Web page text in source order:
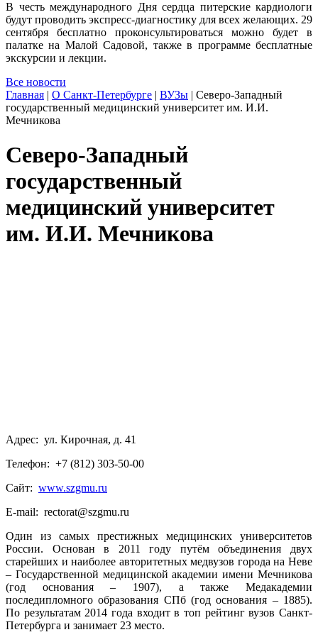
В честь международного Дня сердца питерские кардиологи
будут проводить экспресс-диагностику для всех желающих. 29
сентября бесплатно проконсультироваться можно будет в
палатке на Малой Садовой, также в программе бесплатные
экскурсии и лекции.
Все новости
Главная | О Санкт-Петербурге | ВУЗы | Северо-Западный
государственный медицинский университет им. И.И.
Мечникова
Северо-Западный
государственный
медицинский университет
им. И.И. Мечникова
Адрес: ул. Кирочная, д. 41
Телефон: +7 (812) 303-50-00
Сайт: www.szgmu.ru
E-mail: rectorat@szgmu.ru
Один из самых престижных медицинских университетов
России. Основан в 2011 году путём объединения двух
старейших и наиболее авторитетных медвузов города на Неве
– Государственной медицинской академии имени Мечникова
(год основания – 1907), а также Медакадемии
последипломного образования СПб (год основания – 1885).
По результатам 2014 года входит в топ рейтинг вузов Санкт-
Петербурга и занимает 23 место.